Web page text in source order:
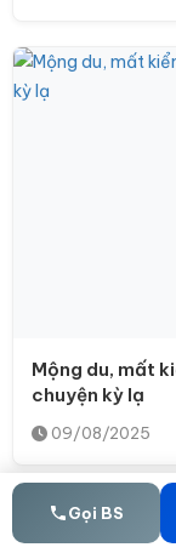
Mộng du, mất
chuyện kỳ lạ
09/08/2025
Gọi BS